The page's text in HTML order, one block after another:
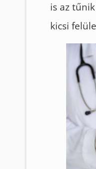
is az
kicsi